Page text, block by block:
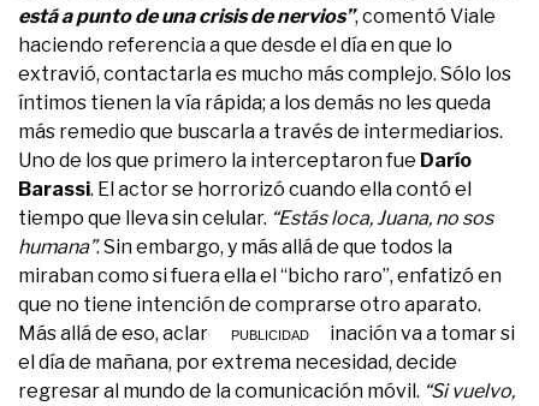
está a punto de una crisis de nervios”, comentó Viale
haciendo referencia a que desde el día en que lo
extravió, contactarla es mucho más complejo. Sólo los
íntimos tienen la vía rápida; a los demás no les queda
más remedio que buscarla a través de intermediarios.
Uno de los que primero la interceptaron fue Darío
Barassi. El actor se horrorizó cuando ella contó el
tiempo que lleva sin celular. “Estás loca, Juana, no sos
humana”. Sin embargo, y más allá de que todos la
miraban como si fuera ella el “bicho raro”, enfatizó en
que no tiene intención de comprarse otro aparato.
Más allá de eso, aclaró qué determinación va a tomar si
el día de mañana, por extrema necesidad, decide
regresar al mundo de la comunicación móvil. “Si vuelvo,